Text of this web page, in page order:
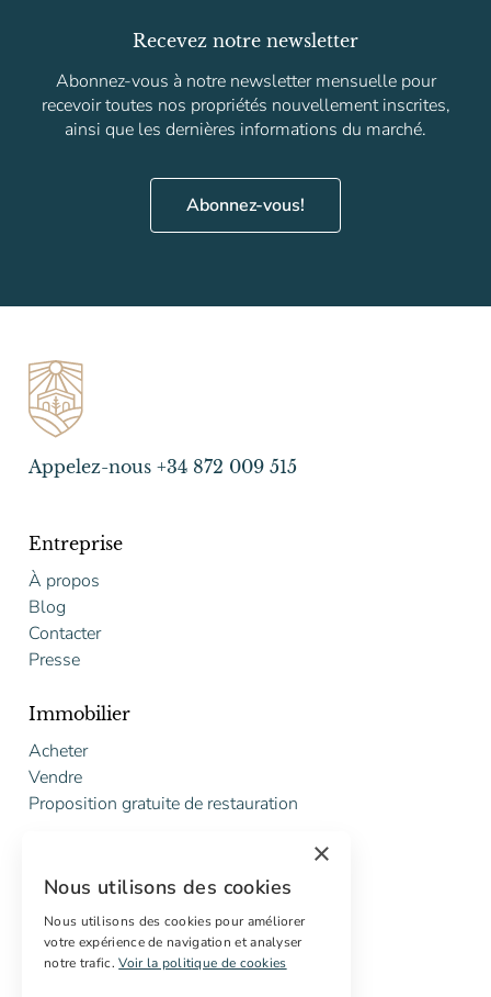
Recevez notre newsletter
Abonnez-vous à notre newsletter mensuelle pour
recevoir toutes nos propriétés nouvellement inscrites,
ainsi que les dernières informations du marché.
Abonnez-vous!
Appelez-nous +34 872 009 515
Entreprise
À propos
Blog
Contacter
Presse
Immobilier
Acheter
Vendre
Proposition gratuite de restauration
Marketing digital
Acheteurs internationaux
Propriétés off-market
×
Nous utilisons des cookies
Nous utilisons des cookies pour améliorer
votre expérience de navigation et analyser
notre trafic. Voir la politique de cookies